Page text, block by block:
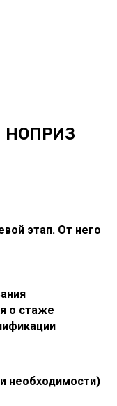
НОПРИЗ
этап. От него
о стаже
необходимости)